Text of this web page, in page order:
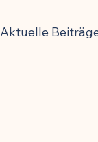
Aktuelle